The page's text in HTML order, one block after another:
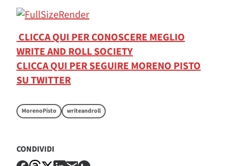
CLICCA QUI PER CONOSCERE MEGLIO
WRITE AND ROLL SOCIETY
CLICCA QUI PER SEGUIRE MORENO PISTO
SU TWITTER
MorenoPisto writeandroll
CONDIVIDI